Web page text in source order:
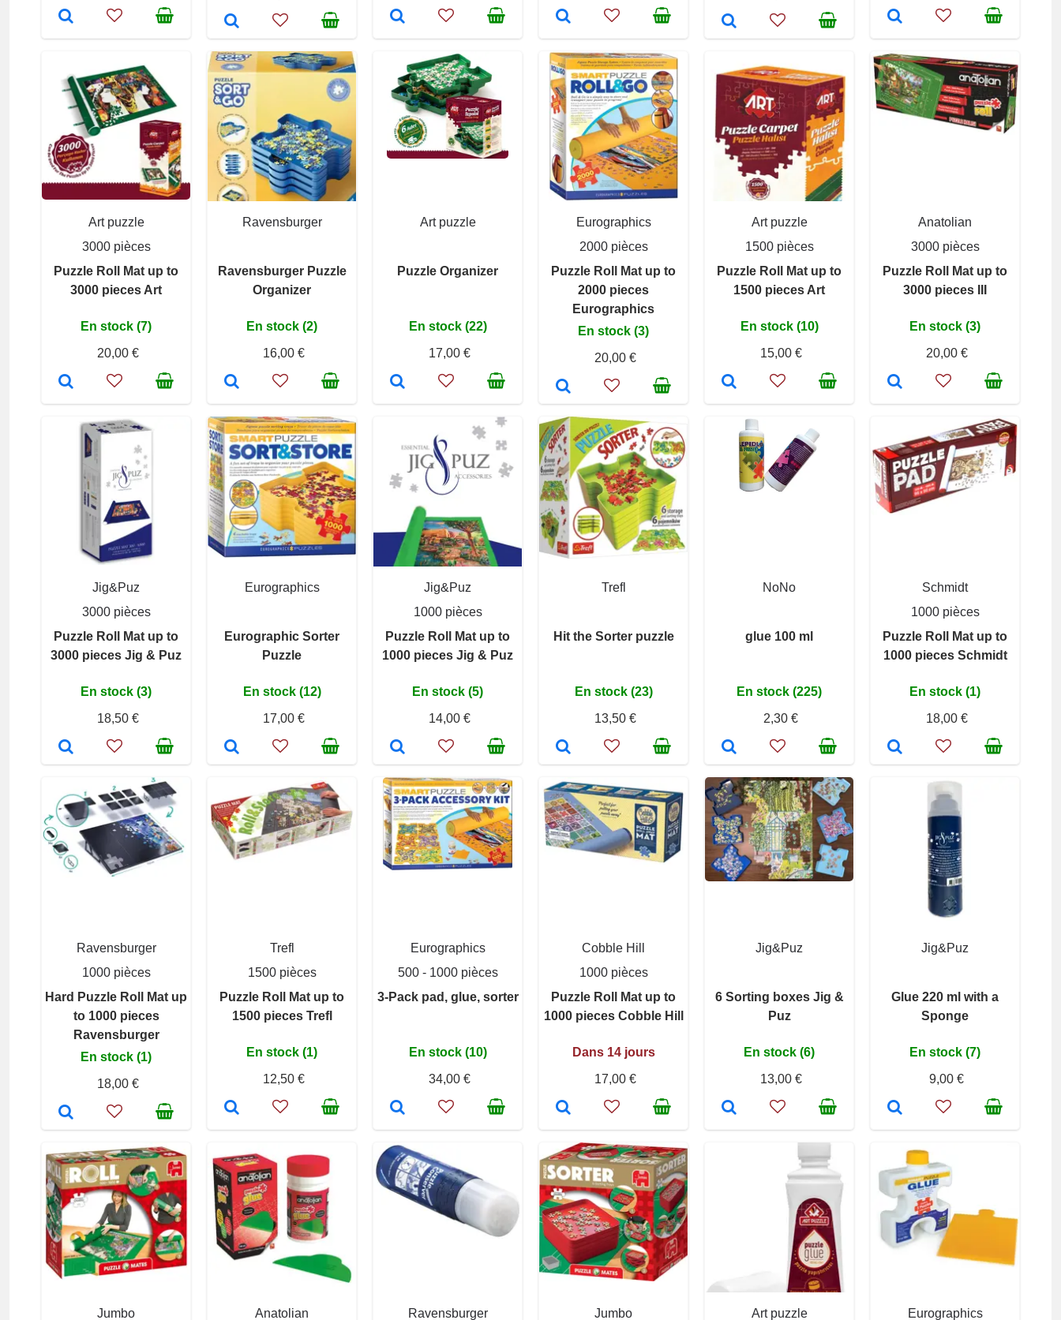
Art puzzle
3000 pièces
Puzzle Roll Mat up to
3000 pieces Art
En stock (7)
20,00 €
Ravensburger
Ravensburger Puzzle
Organizer
En stock (2)
16,00 €
Art puzzle
Puzzle Organizer
En stock (22)
17,00 €
Eurographics
2000 pièces
Puzzle Roll Mat up to
2000 pieces
Eurographics
En stock (3)
20,00 €
Art puzzle
1500 pièces
Puzzle Roll Mat up to
1500 pieces Art
En stock (10)
15,00 €
Anatolian
3000 pièces
Puzzle Roll Mat up to
3000 pieces III
En stock (3)
20,00 €
Jig&Puz
3000 pièces
Puzzle Roll Mat up to
3000 pieces Jig & Puz
En stock (3)
18,50 €
Eurographics
Eurographic Sorter
Puzzle
En stock (12)
17,00 €
Jig&Puz
1000 pièces
Puzzle Roll Mat up to
1000 pieces Jig & Puz
En stock (5)
14,00 €
Trefl
Hit the Sorter puzzle
En stock (23)
13,50 €
NoNo
glue 100 ml
En stock (225)
2,30 €
Schmidt
1000 pièces
Puzzle Roll Mat up to
1000 pieces Schmidt
En stock (1)
18,00 €
Ravensburger
1000 pièces
Hard Puzzle Roll Mat up
to 1000 pieces
Ravensburger
En stock (1)
18,00 €
Trefl
1500 pièces
Puzzle Roll Mat up to
1500 pieces Trefl
En stock (1)
12,50 €
Eurographics
500 - 1000 pièces
3-Pack pad, glue, sorter
En stock (10)
34,00 €
Cobble Hill
1000 pièces
Puzzle Roll Mat up to
1000 pieces Cobble Hill
Dans 14 jours
17,00 €
Jig&Puz
6 Sorting boxes Jig &
Puz
En stock (6)
13,00 €
Jig&Puz
Glue 220 ml with a
Sponge
En stock (7)
9,00 €
Jumbo Anatolian Ravensburger Jumbo Art puzzle Eurographics